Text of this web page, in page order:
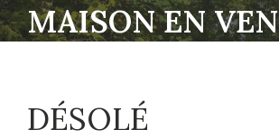
MAISON EN
DÉSOLÉ